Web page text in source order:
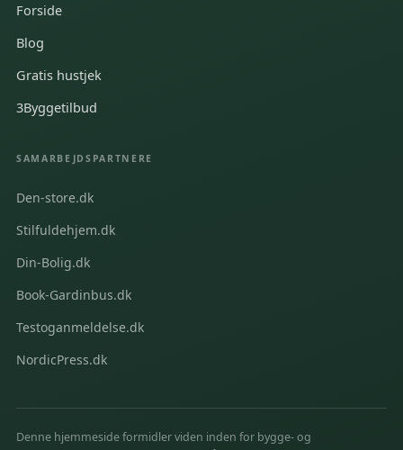
Forside
Blog
Gratis hustjek
3Byggetilbud
SAMARBEJDSPARTNERE
Den-store.dk
Stilfuldehjem.dk
Din-Bolig.dk
Book-Gardinbus.dk
Testoganmeldelse.dk
NordicPress.dk
Denne hjemmeside formidler viden inden for bygge- og